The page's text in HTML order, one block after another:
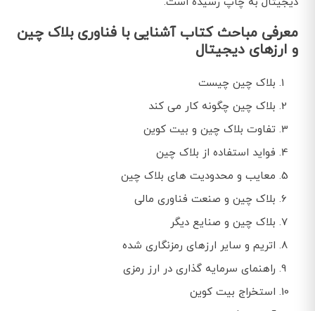
معرفی مباحث کتاب آشنایی با فناوری بلاک چین
و ارزهای دیجیتال
بلاک چین چیست
بلاک چین چگونه کار می کند
تفاوت بلاک چین و بیت کوین
فواید استفاده از بلاک چین
معایب و محدودیت های بلاک چین
بلاک چین و صنعت فناوری مالی
بلاک چین و صنایع دیگر
اتریم و سایر ارزهای رمزنگاری شده
راهنمای سرمایه گذاری در ارز رمزی
استخراج بیت کوین